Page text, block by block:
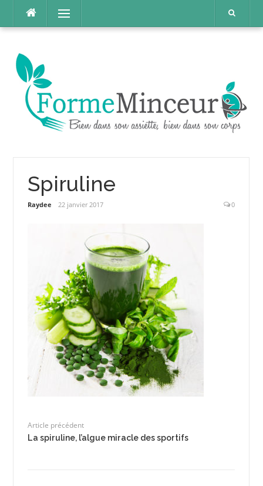
contenu
Menu
Spiruline
Raydee 22 janvier 2017 0
Article précédent
La spiruline, l’algue miracle des sportifs